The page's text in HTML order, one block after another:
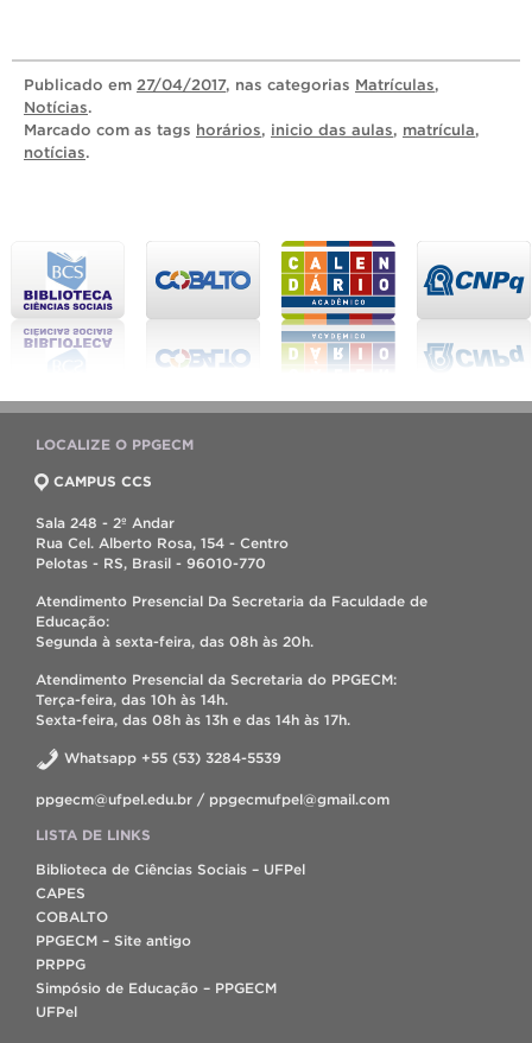
Publicado em 27/04/2017, nas categorias Matrículas,
Notícias.
Marcado com as tags horários, inicio das aulas, matrícula,
notícias.
LOCALIZE O PPGECM
CAMPUS CCS
Sala 248 - 2º Andar
Rua Cel. Alberto Rosa, 154 - Centro
Pelotas - RS, Brasil - 96010-770
Atendimento Presencial Da Secretaria da Faculdade de
Educação:
Segunda à sexta-feira, das 08h às 20h.
Atendimento Presencial da Secretaria do PPGECM:
Terça-feira, das 10h às 14h.
Sexta-feira, das 08h às 13h e das 14h às 17h.
Whatsapp +55 (53) 3284-5539
ppgecm@ufpel.edu.br / ppgecmufpel@gmail.com
LISTA DE LINKS
Biblioteca de Ciências Sociais – UFPel
CAPES
COBALTO
PPGECM – Site antigo
PRPPG
Simpósio de Educação – PPGECM
UFPel